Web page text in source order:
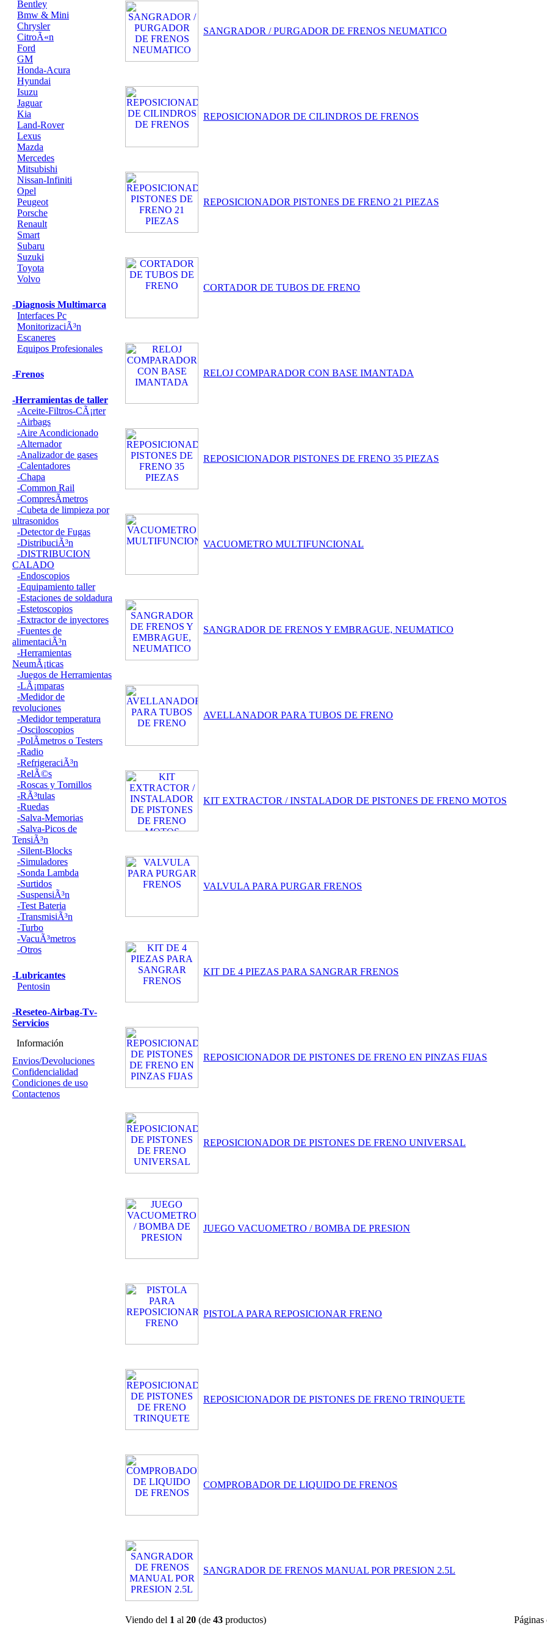
Bentley
Bmw & Mini
Chrysler
CitroÃ«n
Ford
GM
Honda-Acura
Hyundai
Isuzu
Jaguar
Kia
Land-Rover
Lexus
Mazda
Mercedes
Mitsubishi
Nissan-Infiniti
Opel
Peugeot
Porsche
Renault
Smart
Subaru
Suzuki
Toyota
Volvo
-Diagnosis Multimarca
Interfaces Pc
MonitorizaciÃ³n
Escaneres
Equipos Profesionales
-Frenos
-Herramientas de taller
-Aceite-Filtros-CÃ¡rter
-Airbags
-Aire Acondicionado
-Alternador
-Analizador de gases
-Calentadores
-Chapa
-Common Rail
-CompresÃ­metros
-Cubeta de limpieza por
ultrasonidos
-Detector de Fugas
-DistribuciÃ³n
-DISTRIBUCION
CALADO
-Endoscopios
-Equipamiento taller
-Estaciones de soldadura
-Estetoscopios
-Extractor de inyectores
-Fuentes de
alimentaciÃ³n
-Herramientas
NeumÃ¡ticas
-Juegos de Herramientas
-LÃ¡mparas
-Medidor de
revoluciones
-Medidor temperatura
-Osciloscopios
-PolÃ­metros o Testers
-Radio
-RefrigeraciÃ³n
-RelÃ©s
-Roscas y Tornillos
-RÃ³tulas
-Ruedas
-Salva-Memorias
-Salva-Picos de
TensiÃ³n
-Silent-Blocks
-Simuladores
-Sonda Lambda
-Surtidos
-SuspensiÃ³n
-Test Bateria
-TransmisiÃ³n
-Turbo
-VacuÃ³metros
-Otros
-Lubricantes
Pentosin
-Reseteo-Airbag-Tv-
Servicios
Información
Envios/Devoluciones
Confidencialidad
Condiciones de uso
Contactenos
SANGRADOR / PURGADOR DE FRENOS NEUMATICO
REPOSICIONADOR DE CILINDROS DE FRENOS
REPOSICIONADOR PISTONES DE FRENO 21 PIEZAS
CORTADOR DE TUBOS DE FRENO
RELOJ COMPARADOR CON BASE IMANTADA
REPOSICIONADOR PISTONES DE FRENO 35 PIEZAS
VACUOMETRO MULTIFUNCIONAL
SANGRADOR DE FRENOS Y EMBRAGUE, NEUMATICO
AVELLANADOR PARA TUBOS DE FRENO
KIT EXTRACTOR / INSTALADOR DE PISTONES DE FRENO MOTOS
VALVULA PARA PURGAR FRENOS
KIT DE 4 PIEZAS PARA SANGRAR FRENOS
REPOSICIONADOR DE PISTONES DE FRENO EN PINZAS FIJAS
REPOSICIONADOR DE PISTONES DE FRENO UNIVERSAL
JUEGO VACUOMETRO / BOMBA DE PRESION
PISTOLA PARA REPOSICIONAR FRENO
REPOSICIONADOR DE PISTONES DE FRENO TRINQUETE
COMPROBADOR DE LIQUIDO DE FRENOS
SANGRADOR DE FRENOS MANUAL POR PRESION 2.5L
Viendo del 1 al 20 (de 43 productos)